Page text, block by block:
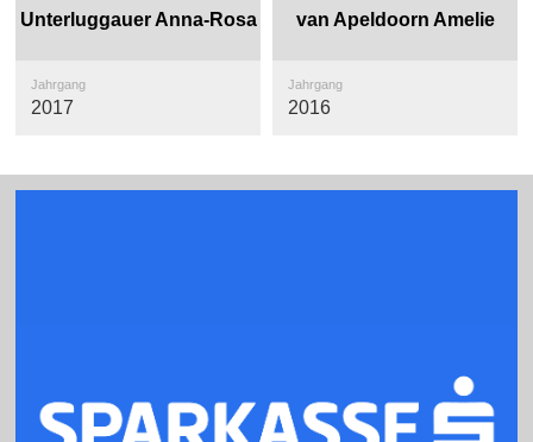
Unterluggauer Anna-Rosa
Jahrgang
2017
van Apeldoorn Amelie
Jahrgang
2016